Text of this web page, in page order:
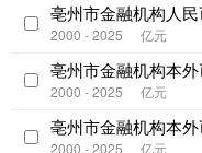
亳州市金融机构人
2000 - 2025 亿元
亳州市金融机构本
2000 - 2025 亿元
亳州市金融机构本
2000 - 2025 亿元